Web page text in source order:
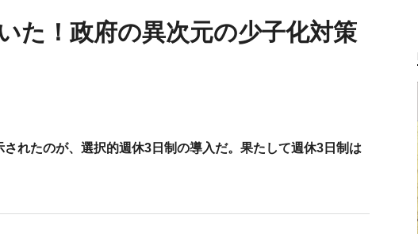
た！政府の異次元の少子化対策
れたのが、選択的週休3日制の導入だ。果たして週休3日制は